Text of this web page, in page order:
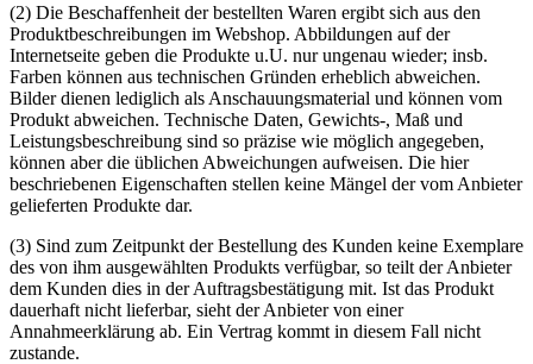
(2) Die Beschaffenheit der bestellten Waren ergibt sich aus den
Produktbeschreibungen im Webshop. Abbildungen auf der
Internetseite geben die Produkte u.U. nur ungenau wieder; insb.
Farben können aus technischen Gründen erheblich abweichen.
Bilder dienen lediglich als Anschauungsmaterial und können vom
Produkt abweichen. Technische Daten, Gewichts-, Maß und
Leistungsbeschreibung sind so präzise wie möglich angegeben,
können aber die üblichen Abweichungen aufweisen. Die hier
beschriebenen Eigenschaften stellen keine Mängel der vom Anbieter
gelieferten Produkte dar.
(3) Sind zum Zeitpunkt der Bestellung des Kunden keine Exemplare
des von ihm ausgewählten Produkts verfügbar, so teilt der Anbieter
dem Kunden dies in der Auftragsbestätigung mit. Ist das Produkt
dauerhaft nicht lieferbar, sieht der Anbieter von einer
Annahmeerklärung ab. Ein Vertrag kommt in diesem Fall nicht
zustande.